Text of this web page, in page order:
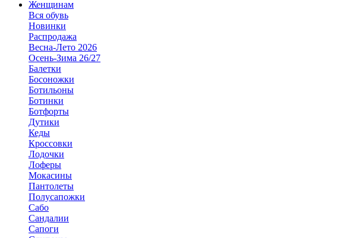
Женщинам
Вся обувь
Новинки
Распродажа
Весна-Лето 2026
Осень-Зима 26/27
Балетки
Босоножки
Ботильоны
Ботинки
Ботфорты
Дутики
Кеды
Кроссовки
Лодочки
Лоферы
Мокасины
Пантолеты
Полусапожки
Сабо
Сандалии
Сапоги